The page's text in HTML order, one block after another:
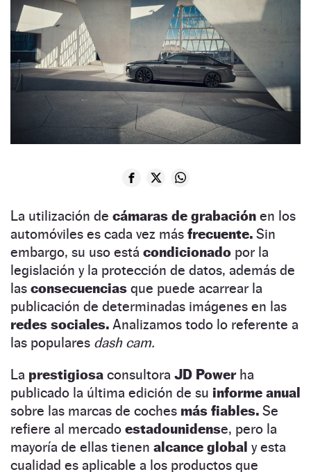
La utilización de cámaras de grabación en los
automóviles es cada vez más frecuente. Sin
embargo, su uso está condicionado por la
legislación y la protección de datos, además de
las consecuencias que puede acarrear la
publicación de determinadas imágenes en las
redes sociales. Analizamos todo lo referente a
las populares dash cam.
La prestigiosa consultora JD Powerha
publicado la última edición de su informe anual
sobre las marcas de coches más fiables. Se
refiere al mercado estadounidense, pero la
mayoría de ellas tienen alcance global y esta
cualidad es aplicable a los productos que